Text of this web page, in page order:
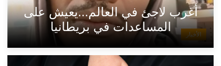
الأخبار
أغرب لاجئ في العالم...يعيش على
المساعدات في بريطانيا